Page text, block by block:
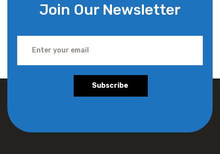
Join Our Newsletter
Subscribe